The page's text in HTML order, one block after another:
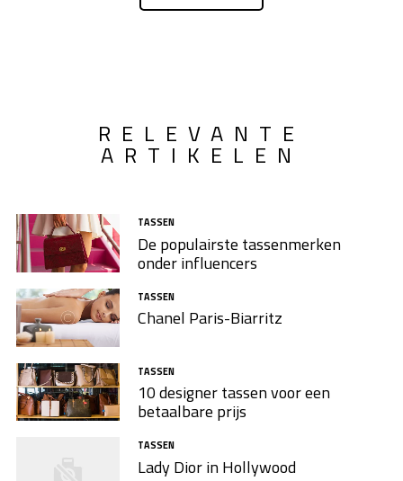
RELEVANTE
ARTIKELEN
TASSEN
De populairste tassenmerken
onder influencers
TASSEN
Chanel Paris-Biarritz
TASSEN
10 designer tassen voor een
betaalbare prijs
TASSEN
Lady Dior in Hollywood